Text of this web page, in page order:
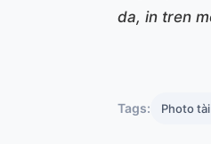
da, in tren
Tags: Photo